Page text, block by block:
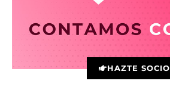
HAZTE SOCIO